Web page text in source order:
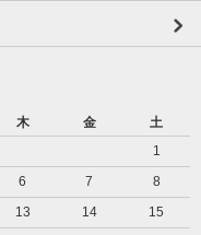
木 金
土
1
6 7
8
13 14
15